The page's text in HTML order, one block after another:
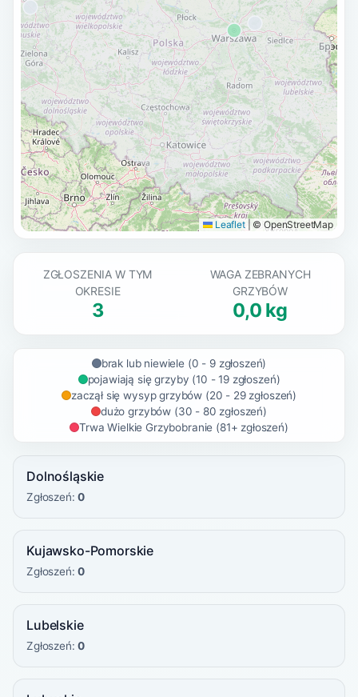
Leaflet © OpenStreetMap
ZGŁOSZENIA W TYM
OKRESIE
3
WAGA ZEBRANYCH
GRZYBÓW
0,0 kg
brak lub niewiele (0 - 9 zgłoszeń)
pojawiają się grzyby (10 - 19 zgłoszeń)
zaczął się wysyp grzybów (20 - 29 zgłoszeń)
dużo grzybów (30 - 80 zgłoszeń)
Trwa Wielkie Grzybobranie (81+ zgłoszeń)
Dolnośląskie
Zgłoszeń:0
Kujawsko-Pomorskie
Zgłoszeń:0
Lubelskie
Zgłoszeń:0